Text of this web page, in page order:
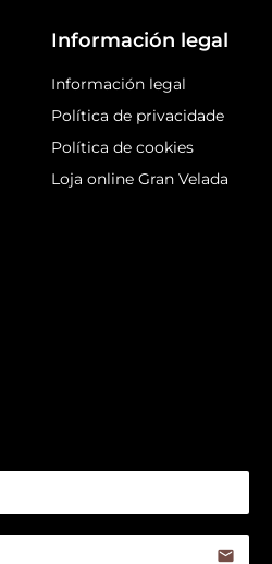
Información legal
Información legal
Política de privacidade
Política de cookies
Loja online Gran Velada
email